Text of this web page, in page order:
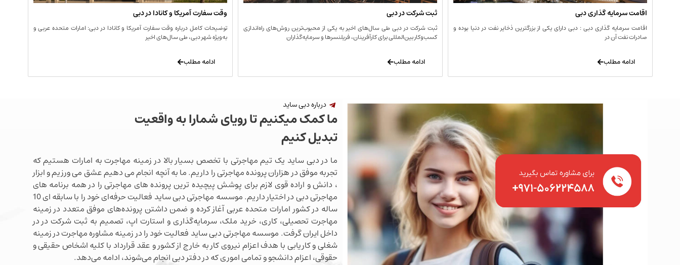
اقامت سرمایه گذاری دبی
اقامت سرمایه گذاری دبی : دبی دارای یکی از بزرگترین ذخایر نفت در دنیا بوده و
صادرات نفت آن در
ادامه مطلب
ثبت شرکت در دبی
ثبت شرکت در دبی طی سال‌های اخیر به یکی از محبوب‌ترین روش‌های راه‌اندازی
کسب‌وکار بین‌المللی برای کارآفرینان، فریلنسرها و سرمایه‌گذاران
ادامه مطلب
وقت سفارت آمریکا و کانادا در دبی
توضیحات کامل درباره وقت سفارت آمریکا و کانادا در دبی: امارات متحده عربی و
به‌ویژه شهر دبی، طی سال‌های اخیر
ادامه مطلب
درباره دبی ساید
ما کمک میکنیم تا رویای شمارا به واقعیت
تبدیل کنیم
ما در دبی ساید یک تیم مهاجرتی با تخصص بسیار بالا در زمینه مهاجرت به امارات هستیم که
تجربه موفق در هزاران پرونده مهاجرتی را داریم. ما به آنچه انجام می دهیم عشق می ورزیم و ابزار
، دانش و اراده قوی لازم برای پوشش پیچیده ترین پرونده های مهاجرتی را در همه برنامه های
مهاجرتی دبی در اختیار داریم. موسسه مهاجرتی دبی ساید فعالیت حرفه‌ای خود را با سابقه ای 10
ساله در کشور امارات متحده عربی آغاز کرده و ضمن داشتن پرونده‌های موفق متعدد در زمینه
مهاجرت تحصیلی، کاری، خرید ملک، سرمایه‌گذاری و استارت اپ، تصمیم به ثبت شرکت در در
داخل ایران گرفت. موسسه مهاجرتی دبی ساید فعالیت خود را در زمینه مشاوره مهاجرت در زمینه
شغلی و کاریابی با هدف اعزام نیروی کار به خارج از کشور و عقد قرارداد با کلیه اشخاص حقیقی و
حقوقی، اعزام دانشجو و تمامی اموری که در دفتر دبی انجام می‌شوند، ادامه می‌دهد.